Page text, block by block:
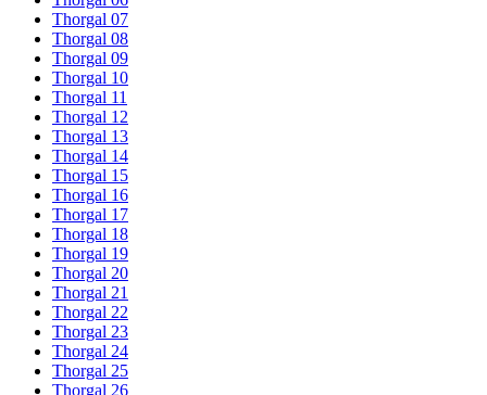
Thorgal 07
Thorgal 08
Thorgal 09
Thorgal 10
Thorgal 11
Thorgal 12
Thorgal 13
Thorgal 14
Thorgal 15
Thorgal 16
Thorgal 17
Thorgal 18
Thorgal 19
Thorgal 20
Thorgal 21
Thorgal 22
Thorgal 23
Thorgal 24
Thorgal 25
Thorgal 26